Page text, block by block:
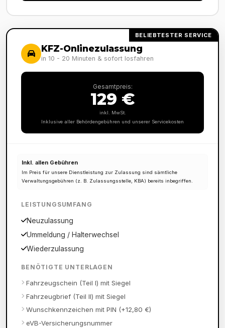
BELIEBTESTER SERVICE
KFZ-Onlinezulassung
in 10 - 20 Minuten & sofort losfahren
Gesamtpreis:
129 €
inkl. MwSt.
Inklusive aller Behördengebühren und unserer Servicekosten
Inkl. allen Gebühren
Im Preis für unsere Dienstleistung zur Zulassung sind sämtliche
Verwaltungsgebühren (z. B. Zulassungsstelle, KBA) bereits inbegriffen.
LEISTUNGSUMFANG
Neuzulassung
Ummeldung / Halterwechsel
Wiederzulassung
BENÖTIGTE UNTERLAGEN
Fahrzeugschein (Teil I) mit Siegel
Fahrzeugbrief (Teil II) mit Siegel
Wunschkennzeichen mit PIN (+12,80 €)
eVB-Versicherungsnummer